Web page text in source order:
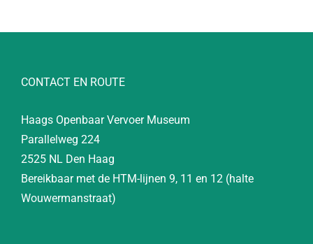
CONTACT EN ROUTE
Haags Openbaar Vervoer Museum
Parallelweg 224
2525 NL Den Haag
Bereikbaar met de HTM-lijnen 9, 11 en 12 (halte
Wouwermanstraat)